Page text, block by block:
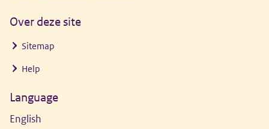
Over deze site
Sitemap
Help
Language
English